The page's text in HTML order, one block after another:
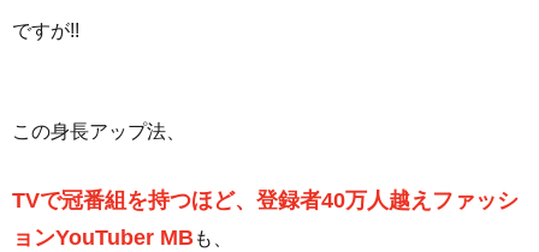
ですが!!
この身長アップ法、
TVで冠番組を持つほど、登録者40万人越えファッシ
ョンYouTuber MBも、